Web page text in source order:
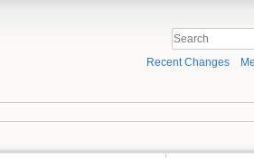
Recent Changes